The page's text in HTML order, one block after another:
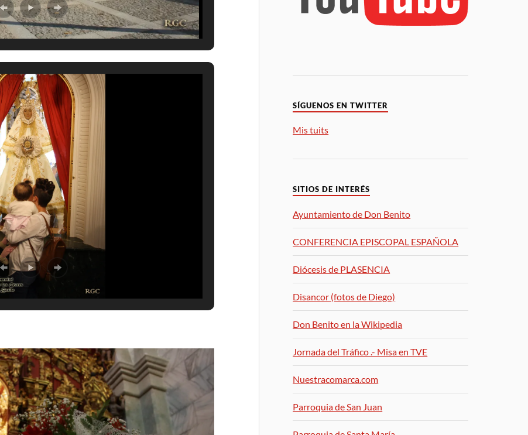
SÍGUENOS EN TWITTER
Mis tuits
SITIOS DE INTERÉS
Ayuntamiento de Don Benito
CONFERENCIA EPISCOPAL ESPAÑOLA
Diócesis de PLASENCIA
Disancor (fotos de Diego)
Don Benito en la Wikipedia
Jornada del Tráfico .- Misa en TVE
Nuestracomarca.com
Parroquia de San Juan